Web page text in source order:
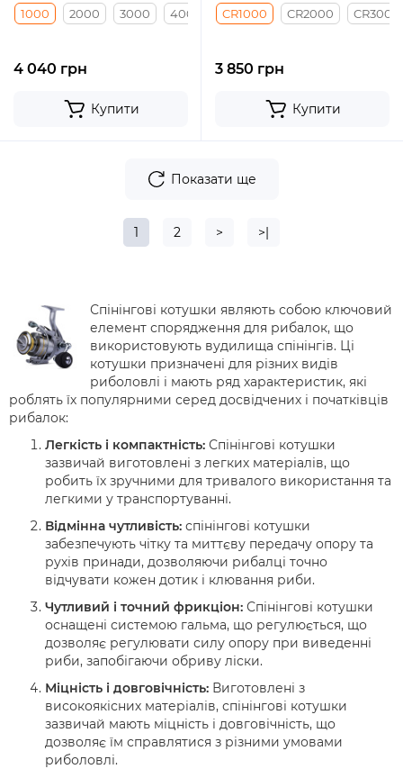
1000 2000 3000 4000
4 040 грн
Купити
CR1000 CR2000 CR3000
3 850 грн
Купити
Показати ще
1 2 > >|
Спінінгові котушки являють собою ключовий
елемент спорядження для рибалок, що
використовують вудилища спінінгів. Ці
котушки призначені для різних видів
риболовлі і мають ряд характеристик, які
роблять їх популярними серед досвідчених і початківців
рибалок:
Легкість і компактність: Спінінгові котушки
зазвичай виготовлені з легких матеріалів, що
робить їх зручними для тривалого використання та
легкими у транспортуванні.
Відмінна чутливість: спінінгові котушки
забезпечують чітку та миттєву передачу опору та
рухів принади, дозволяючи рибалці точно
відчувати кожен дотик і клювання риби.
Чутливий і точний фрикціон: Спінінгові котушки
оснащені системою гальма, що регулюється, що
дозволяє регулювати силу опору при виведенні
риби, запобігаючи обриву ліски.
Міцність і довговічність: Виготовлені з
високоякісних матеріалів, спінінгові котушки
зазвичай мають міцність і довговічність, що
дозволяє їм справлятися з різними умовами
риболовлі.